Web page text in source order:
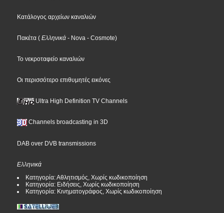
Κατάλογος αρχείων καναλιών
Πακέτα ( Ελληνικά - Nova - Cosmote)
Το νεκροταφείο καναλιών
Οι περισσότερο επιθυμητές εικόνες
Ultra High Definition TV Channels
Channels broadcasting in 3D
DAB over DVB transmissions
Ελληνικά
Κατηγορία: Αθλητισμός, Χωρίς κωδικοποίηση
Κατηγορία: Ειδήσεις, Χωρίς κωδικοποίηση
Κατηγορία: Κινηματογράφος, Χωρίς κωδικοποίηση